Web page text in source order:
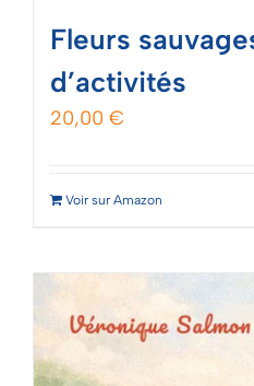
Fleurs
d’activités
20,00 €
Voir sur Amazon